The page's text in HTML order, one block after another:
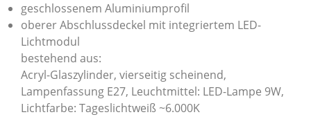
geschlossenem Aluminiumprofil
oberer Abschlussdeckel mit integriertem LED-
Lichtmodul
bestehend aus:
Acryl-Glaszylinder, vierseitig scheinend,
Lampenfassung E27, Leuchtmittel: LED-Lampe 9W,
Lichtfarbe: Tageslichtweiß ~6.000K